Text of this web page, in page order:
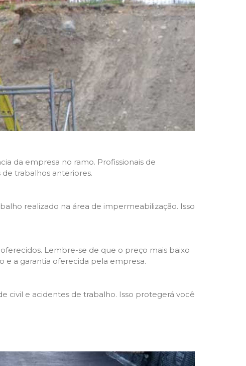
da empresa no ramo. Profissionais de
trabalhos anteriores.
realizado na área de impermeabilização. Isso
Lembre-se de que o preço mais baixo
e a garantia oferecida pela empresa.
civil e acidentes de trabalho. Isso protegerá você